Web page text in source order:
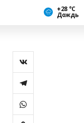
+28 °С
Дождь